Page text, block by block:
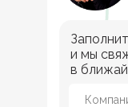
и мы
в